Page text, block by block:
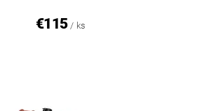
€115 / ks